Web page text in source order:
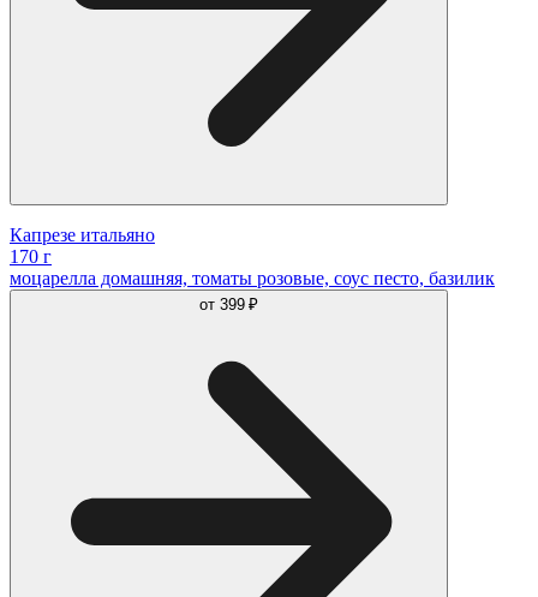
Капрезе итальяно
170 г
моцарелла домашняя, томаты розовые, соус песто, базилик
от 399 ₽